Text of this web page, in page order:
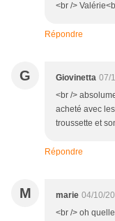
<br />
Répondre
G Giovinetta 07/
<br />
acheté avec
troussette et
Répondre
M marie 04/10/
<br /> oh